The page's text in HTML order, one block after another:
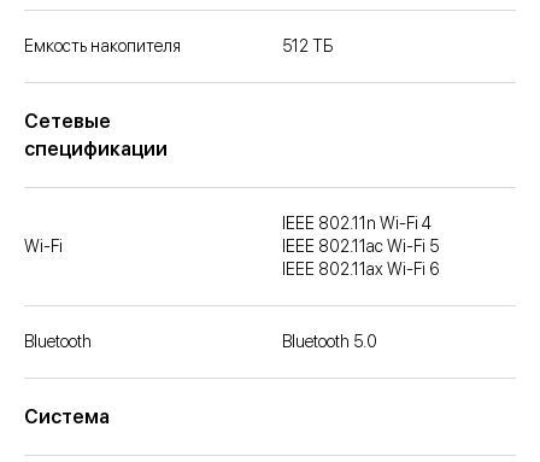
Емкость накопителя 512 ТБ
Cетевые
спецификации
Wi-Fi
IEEE 802.11n Wi-Fi 4
IEEE 802.11ac Wi-Fi 5
IEEE 802.11ax Wi-Fi 6
Bluetooth Bluetooth 5.0
Система